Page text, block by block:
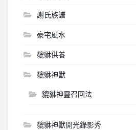
謝氏族譜
豪宅風水
貔貅供養
貔貅神獸
貔貅神靈召回法
貔貅神獸開光錄影秀